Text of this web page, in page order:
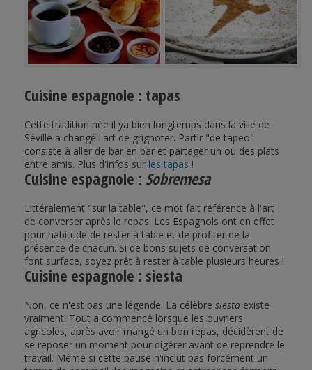
Cuisine espagnole : tapas
Cette tradition née il ya bien longtemps dans la ville de
Séville a changé l'art de grignoter. Partir "de tapeo"
consiste à aller de bar en bar et partager un ou des plats
entre amis. Plus d'infos sur les tapas !
Cuisine espagnole : Sobremesa
Littéralement "sur la table", ce mot fait référence à l'art
de converser après le repas. Les Espagnols ont en effet
pour habitude de rester à table et de profiter de la
présence de chacun. Si de bons sujets de conversation
font surface, soyez prêt à rester à table plusieurs heures !
Cuisine espagnole : siesta
Non, ce n'est pas une légende. La célèbre siestaexiste
vraiment. Tout a commencé lorsque les ouvriers
agricoles, après avoir mangé un bon repas, décidèrent de
se reposer un moment pour digérer avant de reprendre le
travail. Même si cette pause n'inclut pas forcément un